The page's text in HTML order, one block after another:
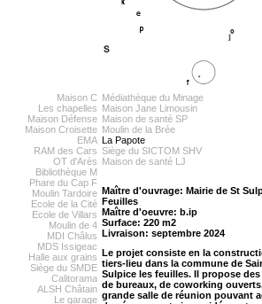
Maison C
Les chapelles
Maison Défense
Maison Croisette
EMA
RAM des Cars
OT d'Arès
Bibliothèque M
Phare du Cap F
Moulin Tardoire
Ecole de la Cité
Ecole de Villars
Moulin de 4
MDI Châlus
MDS Issigeac
Halle aux grains
Siège du SMDE
Calitorama
ALSH Châtain
Le garage
Médiathèque du Minage
Maison Jane Limousin
Maison de santé SP
Moulin de la Brée
La Papote
Siège du SICTOM SHV
Maison de santé LJ
Maître d'ouvrage: Mairie de St
Feuilles
Maître d'oeuvre: b.ip
Surface: 220 m2
Livraison: septembre 2024
Le projet consiste en la
tiers-lieu dans la commune de
Sulpice les feuilles. Il propose des
de bureaux, de coworking
grande salle de réunion pouvant